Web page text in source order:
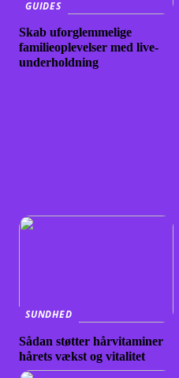
GUIDES
Skab uforglemmelige
familieoplevelser med live-
underholdning
SUNDHED
Sådan støtter hårvitaminer
hårets vækst og vitalitet